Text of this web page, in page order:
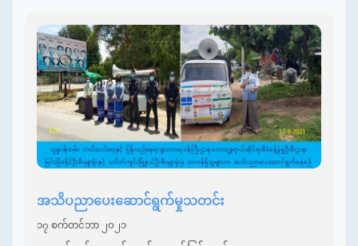
အသိပညာပေးဆောင်ရွက်မှုသတင်း
၁၇ စက်တင်ဘာ ၂၀၂၁